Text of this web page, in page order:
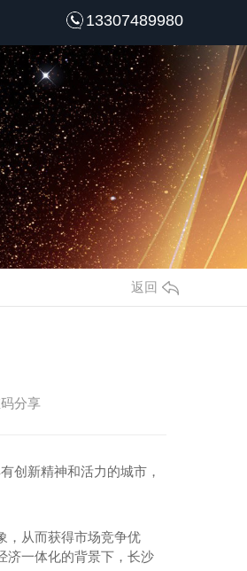
13307489980
返回
分享
创新精神和活力的城市，
，从而获得市场竞争优
济一体化的背景下，长沙